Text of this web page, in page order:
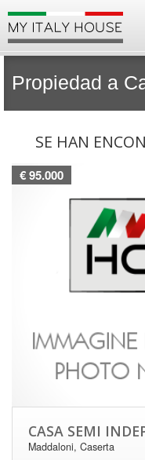
Propiedad a
SE HAN
€ 95.000
CASA SEMI
Maddaloni, Caserta